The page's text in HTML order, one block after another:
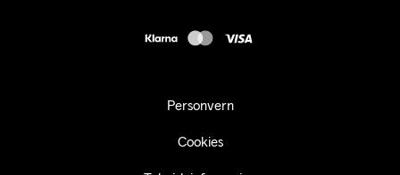
Personvern
Cookies